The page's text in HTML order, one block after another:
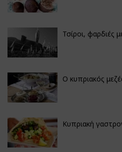
Τσίροι, φαρδιές
Ο κυπριακός
Κυπριακή